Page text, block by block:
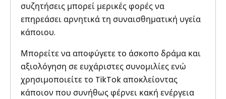
συζητήσεις μπορεί μερικές φορές να
επηρεάσει αρνητικά τη συναισθηματική υγεία
κάποιου.
Μπορείτε να αποφύγετε το άσκοπο δράμα και
αξιολόγηση σε ευχάριστες συνομιλίες ενώ
χρησιμοποιείτε το TikTok αποκλείοντας
κάποιον που συνήθως φέρνει κακή ενέργεια